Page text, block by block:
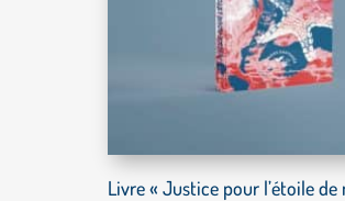
Livre « Justice pour l’étoile de